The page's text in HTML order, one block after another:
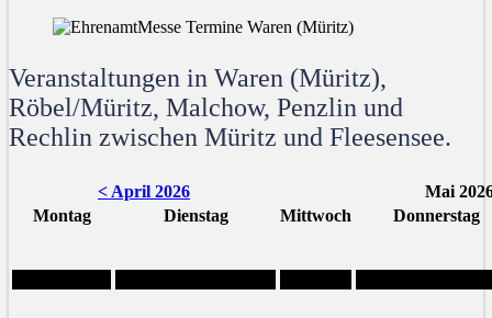
Veranstaltungen in Waren (Müritz),
Röbel/Müritz, Malchow, Penzlin und
Rechlin zwischen Müritz und Fleesensee.
< April 2026
Mai
Montag
Dienstag Mittwoch Donnerstag